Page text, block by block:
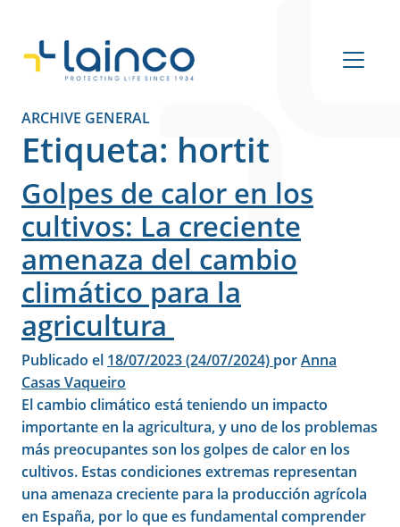
Navegación principal
ARCHIVE GENERAL
Etiqueta: hortit
Golpes de calor en los
cultivos: La creciente
amenaza del cambio
climático para la
agricultura
Publicado el 18/07/2023(24/07/2024) porAnna
Casas Vaqueiro
El cambio climático está teniendo un impacto
importante en la agricultura, y uno de los problemas
más preocupantes son los golpes de calor en los
cultivos. Estas condiciones extremas representan
una amenaza creciente para la producción agrícola
en España, por lo que es fundamental comprender